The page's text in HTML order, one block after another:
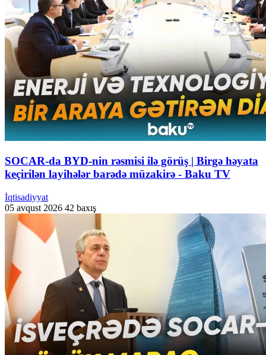
SOCAR-da BYD-nin rəsmisi ilə görüş | Birgə həyata
keçirilən layihələr barədə müzakirə - Baku TV
İqtisadiyyat
05 avqust 2026 42 baxış